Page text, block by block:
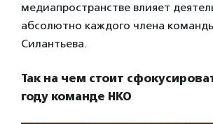
медиапространстве влияет
абсолютно каждого члена
Силантьева.
Так на чем стоит
году команде НКО